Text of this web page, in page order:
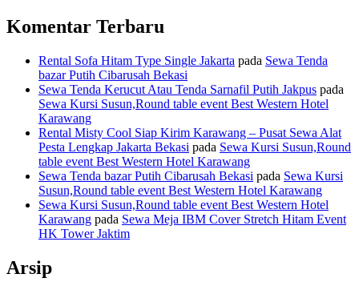
Komentar Terbaru
Rental Sofa Hitam Type Single Jakarta pada Sewa Tenda
bazar Putih Cibarusah Bekasi
Sewa Tenda Kerucut Atau Tenda Sarnafil Putih Jakpus pada
Sewa Kursi Susun,Round table event Best Western Hotel
Karawang
Rental Misty Cool Siap Kirim Karawang – Pusat Sewa Alat
Pesta Lengkap Jakarta Bekasi pada Sewa Kursi Susun,Round
table event Best Western Hotel Karawang
Sewa Tenda bazar Putih Cibarusah Bekasi pada Sewa Kursi
Susun,Round table event Best Western Hotel Karawang
Sewa Kursi Susun,Round table event Best Western Hotel
Karawang pada Sewa Meja IBM Cover Stretch Hitam Event
HK Tower Jaktim
Arsip